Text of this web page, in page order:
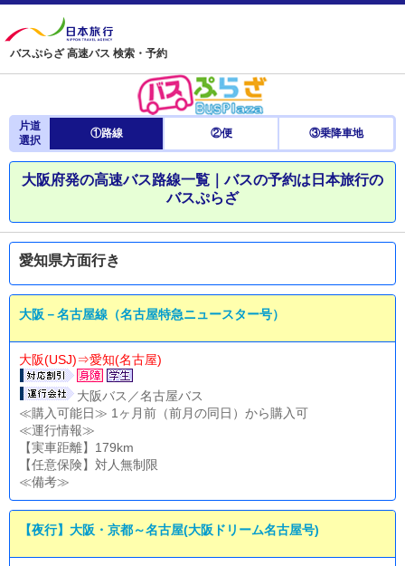
バスぷらざ 高速バス 検索・予約
片道
選択
①路線 ②便 ③乗降車地
大阪府発の高速バス路線一覧｜バスの予約は日本旅行の
バスぷらざ
愛知県方面行き
大阪－名古屋線（名古屋特急ニュースター号）
大阪(USJ)⇒愛知(名古屋)
大阪バス／名古屋バス
≪購入可能日≫ 1ヶ月前（前月の同日）から購入可
≪運行情報≫
【実車距離】179km
【任意保険】対人無制限
≪備考≫
【夜行】大阪・京都～名古屋(大阪ドリーム名古屋号)